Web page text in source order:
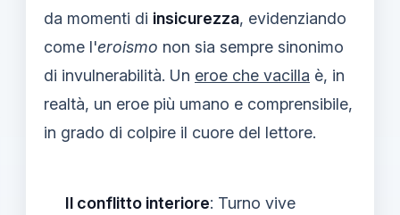
da momenti di insicurezza, evidenziando
come l'eroismo non sia sempre sinonimo
di invulnerabilità. Un eroe che vacilla è, in
realtà, un eroe più umano e comprensibile,
in grado di colpire il cuore del lettore.
Il conflitto interiore: Turno vive